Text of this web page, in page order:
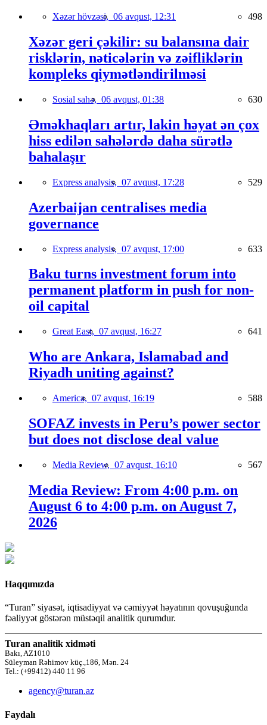
Xəzər hövzəsi, 06 avqust, 12:31 498
Xəzər geri çəkilir: su balansına dair
risklərin, nəticələrin və zəifliklərin
kompleks qiymətləndirilməsi
Sosial sahə, 06 avqust, 01:38 630
Əməkhaqları artır, lakin həyat ən çox
hiss edilən sahələrdə daha sürətlə
bahalaşır
Express analysis, 07 avqust, 17:28 529
Azerbaijan centralises media
governance
Express analysis, 07 avqust, 17:00 633
Baku turns investment forum into
permanent platform in push for non-
oil capital
Great East, 07 avqust, 16:27 641
Who are Ankara, Islamabad and
Riyadh uniting against?
America, 07 avqust, 16:19 588
SOFAZ invests in Peru’s power sector
but does not disclose deal value
Media Review, 07 avqust, 16:10 567
Media Review: From 4:00 p.m. on
August 6 to 4:00 p.m. on August 7,
2026
Haqqımızda
“Turan” siyasət, iqtisadiyyat və cəmiyyət həyatının qovuşuğunda
fəaliyyət göstərən müstəqil analitik qurumdur.
Turan analitik xidməti
Bakı, AZ1010
Süleyman Rəhimov küç.,186, Mən. 24
Tel.: (+99412) 440 11 96
agency@turan.az
Faydalı